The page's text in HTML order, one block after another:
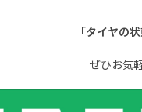
「タイヤの状
ぜひお気